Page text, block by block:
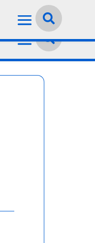
Español

